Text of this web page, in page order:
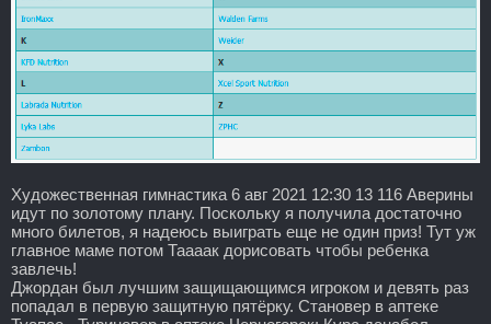
Художественная гимнастика 6 авг 2021 12:30 13 116 Аверины
идут по золотому плану. Поскольку я получила достаточно
много билетов, я надеюсь выиграть еще не один приз! Тут уж
главное маме потом Таааак дорисовать чтобы ребенка
завлечь!
Джордан был лучшим защищающимся игроком и девять раз
попадал в первую защитную пятёрку. Становер в аптеке